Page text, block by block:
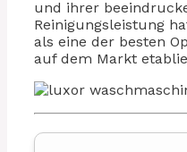
und ihrer
Reinigungsleistung
als eine der besten
auf dem Markt